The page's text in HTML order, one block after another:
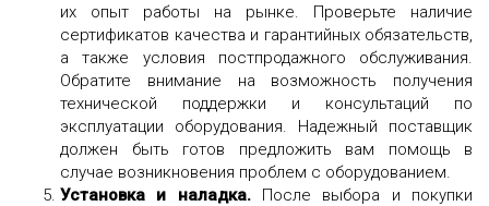
их опыт работы на рынке. Проверьте наличие
сертификатов качества и гарантийных обязательств,
а также условия постпродажного обслуживания.
Обратите внимание на возможность получения
технической поддержки и консультаций по
эксплуатации оборудования. Надежный поставщик
должен быть готов предложить вам помощь в
случае возникновения проблем с оборудованием.
Установка и наладка.
После выбора и покупки